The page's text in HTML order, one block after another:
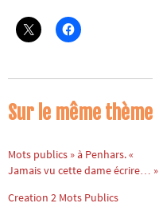
Sur le même thème
Mots publics » à Penhars. «
Jamais vu cette dame écrire… »
Creation 2 Mots Publics